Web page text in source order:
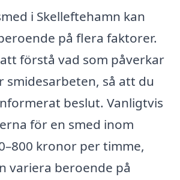
i Skelleftehamn kan
på flera faktorer.
förstå vad som påverkar
smidesarbeten, så att du
beslut. Vanligtvis
för en smed inom
kronor per timme,
variera beroende på